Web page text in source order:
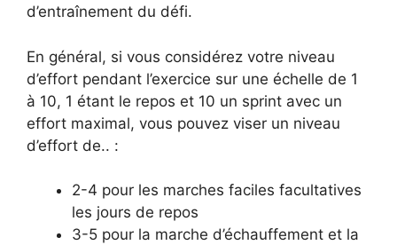
d’entraînement du défi.
En général, si vous considérez votre niveau
d’effort pendant l’exercice sur une échelle de 1
à 10, 1 étant le repos et 10 un sprint avec un
effort maximal, vous pouvez viser un niveau
d’effort de.. :
2-4 pour les marches faciles facultatives
les jours de repos
3-5 pour la marche d’échauffement et la